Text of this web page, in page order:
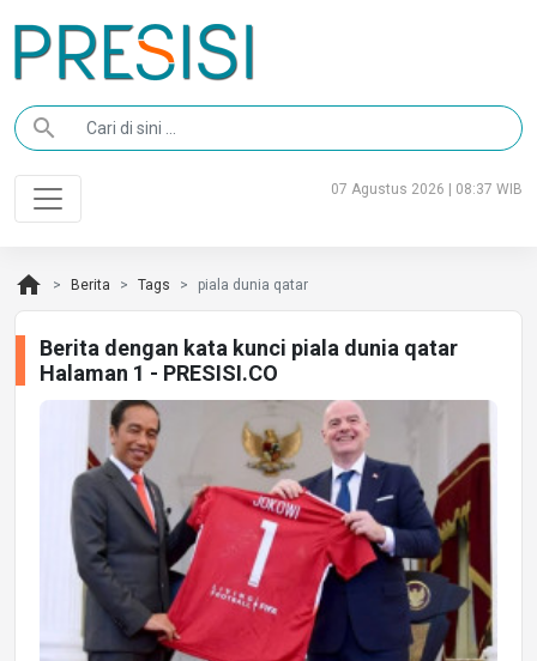
search
07 Agustus 2026 | 08:37 WIB
home Berita Tags piala dunia qatar
Berita dengan kata kunci piala dunia qatar
Halaman 1 - PRESISI.CO